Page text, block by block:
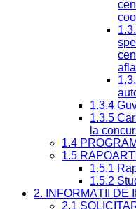
1.3.4
1.3.5
la
1.4
1.5
1.5.1
1.5.2
2. INFORMAȚII DE
2.1